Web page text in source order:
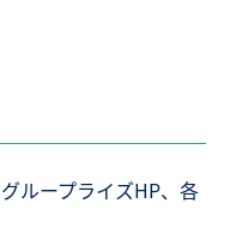
ループライズHP、各